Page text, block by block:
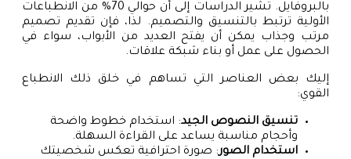
بالبروفايل. تشير الدراسات إلى أن حوالي 70% من الانطباعات
الأولية ترتبط بالتنسيق والتصميم. لذا، فإن تقديم تصميم
مرتب وجذاب يمكن أن يفتح العديد من الأبواب، سواء في
الحصول على عمل أو بناء شبكة علاقات.
إليك بعض العناصر التي تساهم في خلق ذلك الانطباع
القوي:
تنسيق النصوص الجيد: استخدام خطوط واضحة
وأحجام مناسبة يساعد على القراءة السهلة.
استخدام الصور: صورة احترافية تعكس شخصيتك